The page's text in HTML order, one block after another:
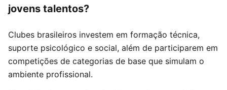
jovens talentos?
Clubes brasileiros investem em formação técnica,
suporte psicológico e social, além de participarem em
competições de categorias de base que simulam o
ambiente profissional.